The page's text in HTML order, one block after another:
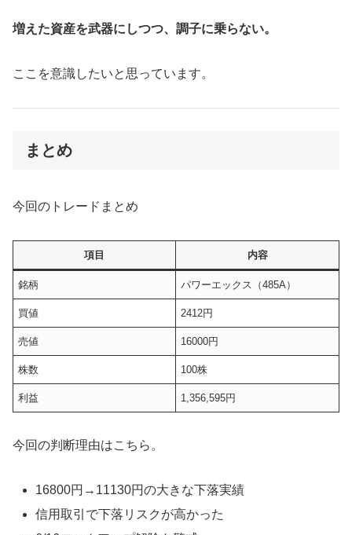
増えた資産を武器にしつつ、調子に乗らない。
ここを意識したいと思っています。
まとめ
今回のトレードまとめ
項目 内容
銘柄 パワーエックス（485A）
買値 2412円
売値 16000円
株数 100株
利益 1,356,595円
今回の判断理由はこちら。
16800円→11130円の大きな下落実績
信用取引で下落リスクが高かった